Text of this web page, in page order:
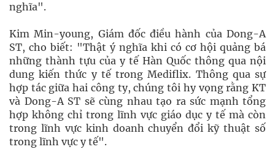
nghĩa".
Kim Min-young, Giám đốc điều hành của Dong-A
ST, cho biết: "Thật ý nghĩa khi có cơ hội quảng bá
những thành tựu của y tế Hàn Quốc thông qua nội
dung kiến thức y tế trong Mediflix. Thông qua sự
hợp tác giữa hai công ty, chúng tôi hy vọng rằng KT
và Dong-A ST sẽ cùng nhau tạo ra sức mạnh tổng
hợp không chỉ trong lĩnh vực giáo dục y tế mà còn
trong lĩnh vực kinh doanh chuyển đổi kỹ thuật số
trong lĩnh vực y tế".